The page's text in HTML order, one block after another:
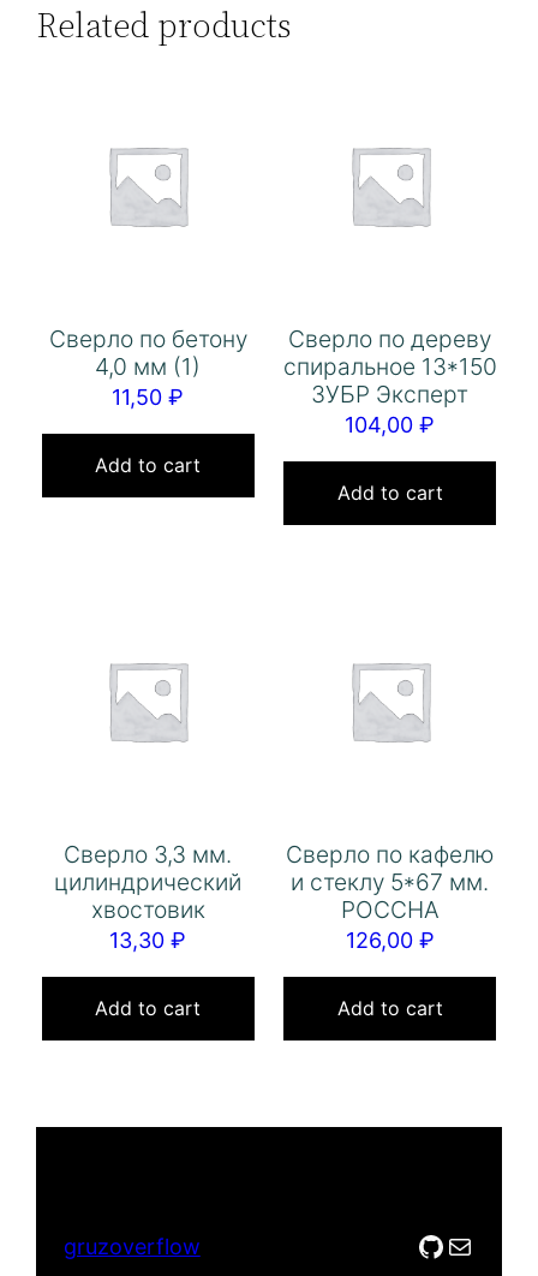
Related products
Сверло по бетону
4,0 мм (1)
11,50₽
Add to cart
Сверло по дереву
спиральное 13*150
ЗУБР Эксперт
104,00₽
Add to cart
Сверло 3,3 мм.
цилиндрический
хвостовик
13,30₽
Add to cart
Сверло по кафелю
и стеклу 5*67 мм.
РОССНА
126,00 ₽
Add to cart
gruzoverflow GitHub
Mail